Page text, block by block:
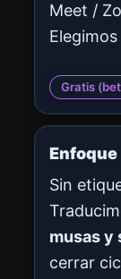
Meet /
Gratis
Enfoque
Sin
musas y
cerrar